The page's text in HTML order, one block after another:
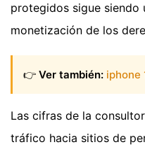
protegidos sigue siendo
monetización de los
👉 Ver también: iphone
Las cifras de la
tráfico hacia sitios de